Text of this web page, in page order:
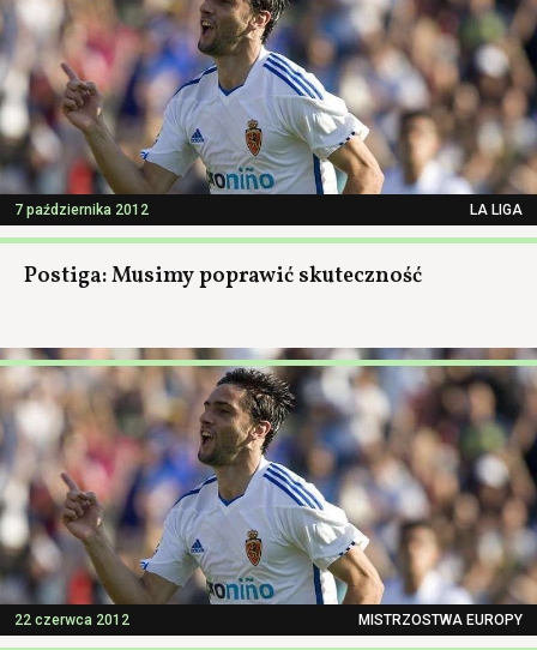
7 października 2012 LA LIGA
Postiga: Musimy poprawić skuteczność
22 czerwca 2012 MISTRZOSTWA EUROPY